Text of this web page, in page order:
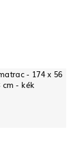
- 174 x 56
cm - kék